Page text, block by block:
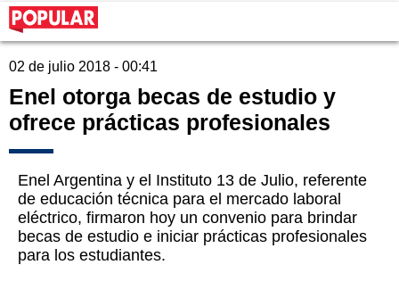
02 de julio 2018 - 00:41
Enel otorga becas de estudio y
ofrece prácticas profesionales
Enel Argentina y el Instituto 13 de Julio, referente
de educación técnica para el mercado laboral
eléctrico, firmaron hoy un convenio para brindar
becas de estudio e iniciar prácticas profesionales
para los estudiantes.